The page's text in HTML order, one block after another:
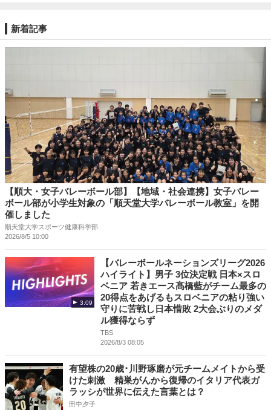
新着記事
【順大・女子バレーボール部】【地域・社会連携】女子バレー
ボール部が小学生対象の「順天堂大学バレーボール教室」を開
催しました
順天堂大学スポーツ健康科学部
2026/8/5 10:00
3:09
【バレーボールネーションズリーグ2026
ハイライト】男子 3位決定戦 日本×スロ
ベニア 若きエース髙橋藍がチーム最多の
20得点をあげるもスロベニアの粘り強い
守りに苦戦し日本惜敗 2大会ぶりのメダ
ル獲得ならず
TBS
2026/8/3 08:05
有望株の20歳･川野琢磨が元チームメイトから受
けた刺激 精巣がんから復帰のイタリア代表ガ
ラッシが世界に伝えた言葉とは？
田中夕子